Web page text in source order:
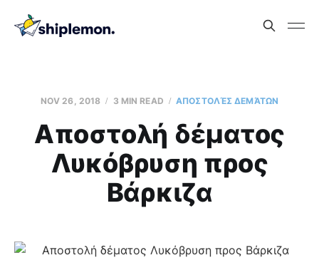
NOV 26, 2018 3 MIN READ AΠΟΣΤΟΛΈΣ ΔΕΜΆΤΩΝ
Aποστολή δέματος
Λυκόβρυση προς
Βάρκιζα